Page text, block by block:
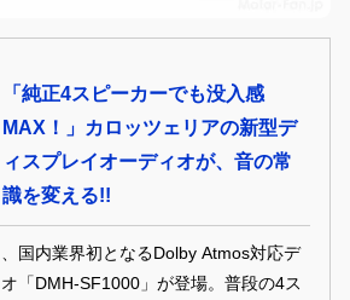
「純正4スピーカーでも没入感
MAX！」カロッツェリアの新型デ
ィスプレイオーディオが、音の常
識を変える!!
国内業界初となるDolby Atmos対応デ
「DMH-SF1000」が登場。普段の4ス